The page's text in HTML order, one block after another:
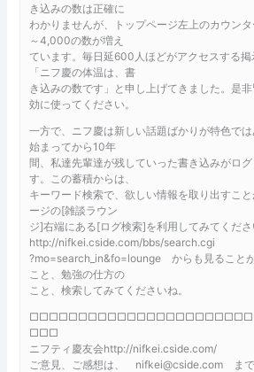
き込みの数は正確に
わかりませんが、トップページ左上のカウン
～4,000の数が増え
ています。毎日延600人ほどがアクセスする掲
「ニフ慶の体温は、書
き込みの数です」と申し上げてきました。是
効に使ってください。
一方で、ニフ慶は新しい話題ばかりが特色で
始まってから10年
間、私達先輩達が残していった書き込みがロ
す。この蓄積からは、
キーワード検索で、欲しい情報を取り出すこ
ージの[雑談ラウン
ジ]右端にある[ログ検索]を利用してみてくださ
http://nifkei.cside.com/bbs/search.cgi
?mo=search_in&fo=lounge からも見ること
こと、勉強の仕方の
こと、検索してみてくださいね。
□□□
ニフティ慶友会http://nifkei.cside.com/
ご意見、ご感想は、 nifkei@cside.com まで